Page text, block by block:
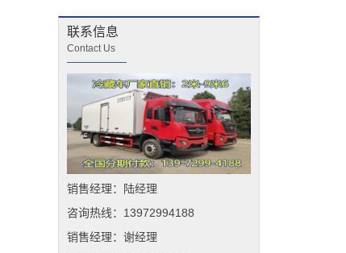
联系信息
Contact Us
销售经理：陆经理
咨询热线：13972994188
销售经理：谢经理